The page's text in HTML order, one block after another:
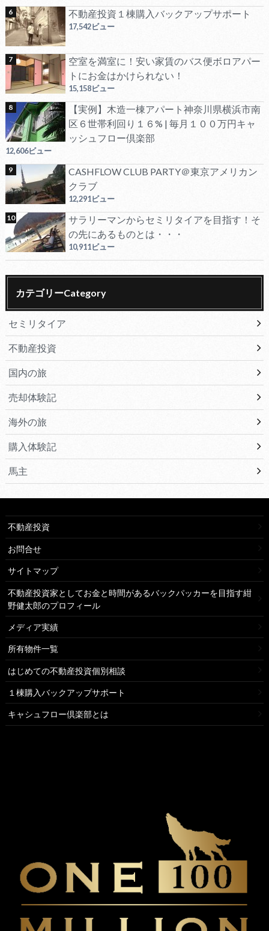
不動産投資１棟購入バックアップサポート
17,542ビュー
空室を満室に！安い家賃のバス便ボロアパー
トにお金はかけられない！
15,158ビュー
【実例】木造一棟アパート神奈川県横浜市南
区６世帯利回り１６% | 毎月１００万円キャ
ッシュフロー倶楽部
12,606ビュー
CASHFLOW CLUB PARTY＠東京アメリカン
クラブ
12,291ビュー
サラリーマンからセミリタイアを目指す！そ
の先にあるものとは・・・
10,911ビュー
カテゴリーCategory
セミリタイア
不動産投資
国内の旅
売却体験記
海外の旅
購入体験記
馬主
不動産投資
お問合せ
サイトマップ
不動産投資家としてお金と時間があるバックパッカーを目指す紺
野健太郎のプロフィール
メディア実績
所有物件一覧
はじめての不動産投資個別相談
１棟購入バックアップサポート
キャシュフロー倶楽部とは